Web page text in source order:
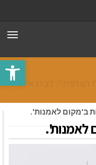
פתח
הצרפתי? דברו איתי
ב'מקום לאמנות'.
לאמנות'.